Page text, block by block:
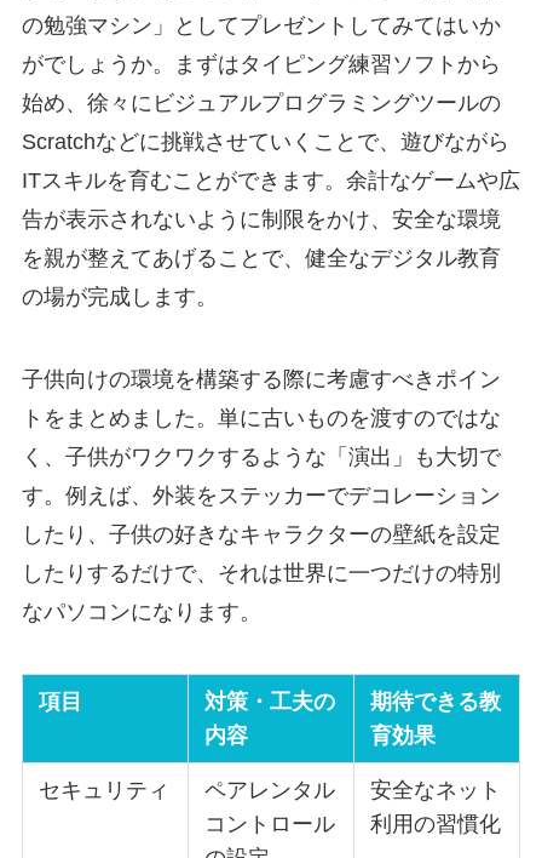
の勉強マシン」としてプレゼントしてみてはいか
がでしょうか。まずはタイピング練習ソフトから
始め、徐々にビジュアルプログラミングツールの
Scratchなどに挑戦させていくことで、遊びながら
ITスキルを育むことができます。余計なゲームや広
告が表示されないように制限をかけ、安全な環境
を親が整えてあげることで、健全なデジタル教育
の場が完成します。
子供向けの環境を構築する際に考慮すべきポイン
トをまとめました。単に古いものを渡すのではな
く、子供がワクワクするような「演出」も大切で
す。例えば、外装をステッカーでデコレーション
したり、子供の好きなキャラクターの壁紙を設定
したりするだけで、それは世界に一つだけの特別
なパソコンになります。
項目
対策・工夫の
内容
期待できる教
育効果
セキュリティ
ペアレンタル
コントロール
安全なネット
利用の習慣化